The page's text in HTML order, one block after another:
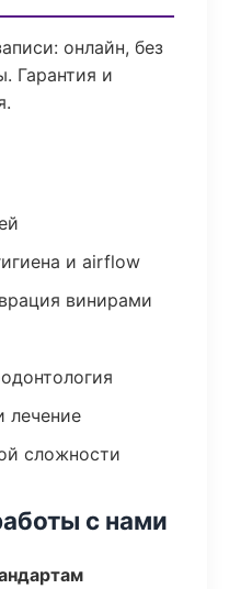
онлайн, без
Гарантия и
и airflow
винирами
лечение
сложности
с нами